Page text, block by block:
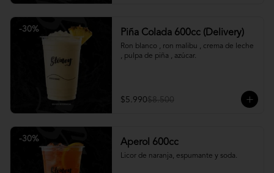
-30% Piña Colada 600cc (Delivery)
Ron blanco , ron malibu , crema de leche
, pulpa de piña , azúcar.
$5.990$8.500
-30% Aperol 600cc
Licor de naranja, espumante y soda.